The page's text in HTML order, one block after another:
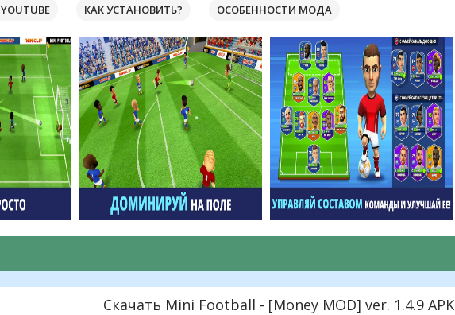
YOUTUBE КАК УСТАНОВИТЬ? ОСОБЕННОСТИ МОДА
Скачать Mini Football - [Money MOD] ver. 1.4.9 APK